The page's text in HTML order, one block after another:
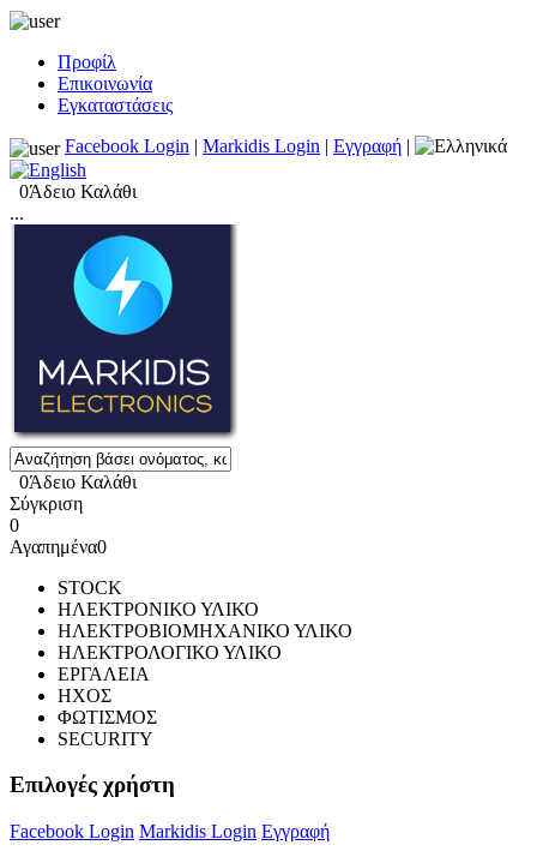
Προφίλ
Επικοινωνία
Εγκαταστάσεις
Facebook Login | Markidis Login | Εγγραφή |
0Άδειο Καλάθι
...
0Άδειο Καλάθι
Σύγκριση
0
Αγαπημένα0
STOCK
ΗΛΕΚΤΡΟΝΙΚΟ ΥΛΙΚΟ
ΗΛΕΚΤΡΟΒΙΟΜΗΧΑΝΙΚΟ ΥΛΙΚΟ
ΗΛΕΚΤΡΟΛΟΓΙΚΟ ΥΛΙΚΟ
ΕΡΓΑΛΕΙΑ
ΗΧΟΣ
ΦΩΤΙΣΜΟΣ
SECURITY
Επιλογές χρήστη
Facebook Login Markidis Login Εγγραφή